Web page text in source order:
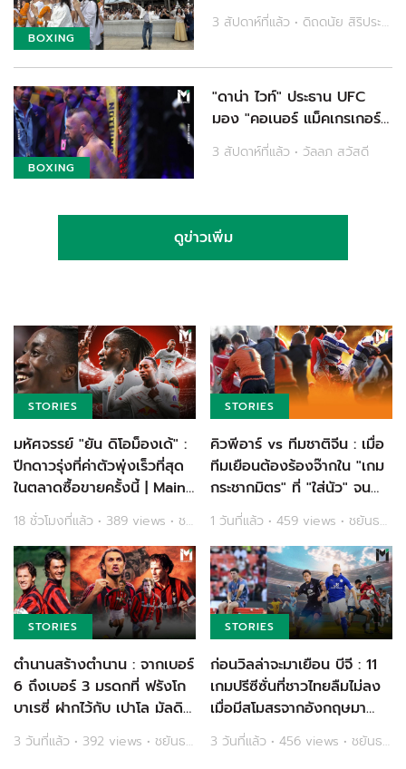
BOXING
บทบาทนักแสดงในซีรีส์ Mad
Doctor
3 สัปดาห์ที่แล้ว • ดิถดนัย สิริประทีปสุข
BOXING
"ดาน่า ไวท์" ประธาน UFC
มอง "คอเนอร์ แม็คเกรเกอร์"
ยังไม่รีไทร์ แม้พ่ายหมดสภาพ
ไฟต์ล่าสุด
3 สัปดาห์ที่แล้ว • วัลลภ สวัสดี
ดูข่าวเพิ่ม
STORIES
มหัศจรรย์ "ยัน ดิโอม็องเด้" :
ปีกดาวรุ่งที่ค่าตัวพุ่งเร็วที่สุด
ในตลาดซื้อขายครั้งนี้ | Main
Stand
18 ชั่วโมงที่แล้ว • 389 views • ชยันธร ใจมูล
STORIES
คิวพีอาร์ vs ทีมชาติจีน : เมื่อ
ทีมเยือนต้องร้องจ๊ากใน "เกม
กระชากมิตร" ที่ "ใส่นัว" จน
แข่งไม่จบ | Main Stand
1 วันที่แล้ว • 459 views • ชยันธร ใจมูล
STORIES
ตำนานสร้างตำนาน : จากเบอร์
6 ถึงเบอร์ 3 มรดกที่ ฟรังโก
บาเรซี่ ฝากไว้กับ เปาโล มัลดินี่
| Main Stand
3 วันที่แล้ว • 392 views • ชยันธร ใจมูล
STORIES
ก่อนวิลล่าจะมาเยือน บีจี : 11
เกมปรีซีซั่นที่ชาวไทยลืมไม่ลง
เมื่อมีสโมสรจากอังกฤษมา
เยือน | Main Stand
3 วันที่แล้ว • 456 views • ชยันธร ใจมูล